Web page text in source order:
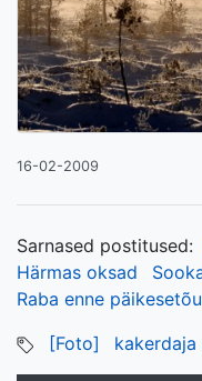
16-02-2009
Sarnased postitused:
Härmas oksad
Raba enne
[Foto]
kakerdaja